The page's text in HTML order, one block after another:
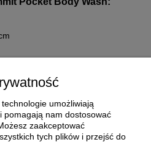
umożliwiają
pomagają nam dostosować
zaakceptować
tych plików i przejść do